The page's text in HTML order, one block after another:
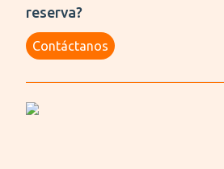
reserva?
Contáctanos